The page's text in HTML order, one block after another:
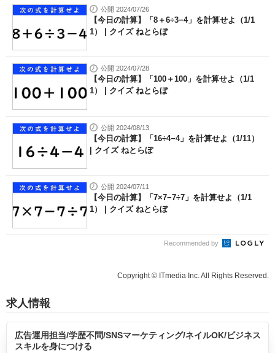
公開 2024/07/26
【今日の計算】「8＋6÷3−4」を計算せよ（1/1
1） | クイズ ねとらぼ
公開 2024/07/28
【今日の計算】「100＋100」を計算せよ（1/1
1） | クイズ ねとらぼ
公開 2024/08/13
【今日の計算】「16÷4−4」を計算せよ（1/11）
| クイズ ねとらぼ
公開 2024/07/11
【今日の計算】「7×7−7÷7」を計算せよ（1/1
1） | クイズ ねとらぼ
Recommended by
Copyright © ITmedia Inc. All Rights Reserved.
求人情報
広告運用担当/学歴不問/SNSマーケティング/ネイルOK/ビジネス
スキルを身につける